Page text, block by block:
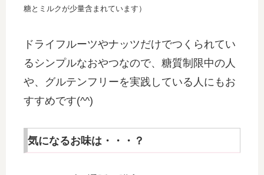
糖とミルクが少量含まれています）
ドライフルーツやナッツだけでつくられてい
るシンプルなおやつなので、糖質制限中の人
や、グルテンフリーを実践している人にもお
すすめです(^^)
気になるお味は・・・？